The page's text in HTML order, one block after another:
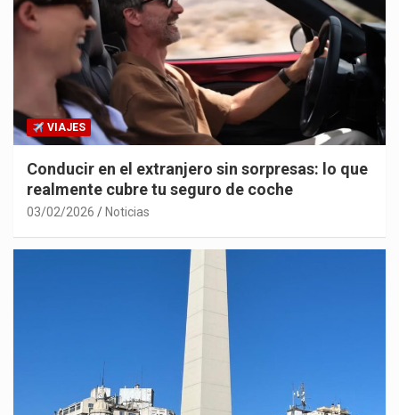
VIAJES
Conducir en el extranjero sin sorpresas: lo que
realmente cubre tu seguro de coche
03/02/2026 Noticias